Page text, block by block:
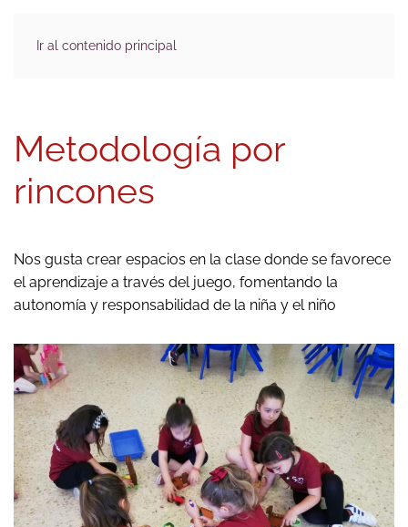
Ir al contenido principal
Metodología por
rincones
Nos gusta crear espacios en la clase donde se favorece
el aprendizaje a través del juego, fomentando la
autonomía y responsabilidad de la niña y el niño